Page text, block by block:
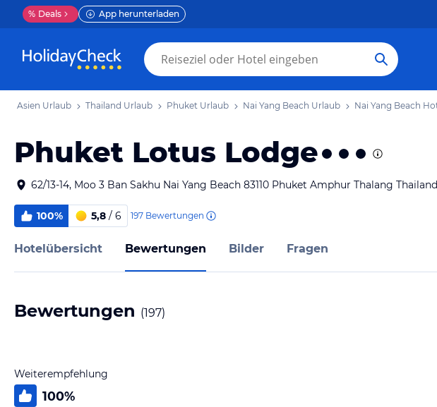
% Deals App herunterladen
Asien Urlaub Thailand Urlaub Phuket Urlaub Nai Yang Beach Urlaub Nai Yang Beach
Phuket Lotus Lodge
62/13-14, Moo 3 Ban Sakhu Nai Yang Beach 83110 Phuket Amphur Thalang Thailand
100% 5,8 / 6 197 Bewertungen
Hotelübersicht Bewertungen Bilder Fragen
Bewertungen (197)
Weiterempfehlung
100%